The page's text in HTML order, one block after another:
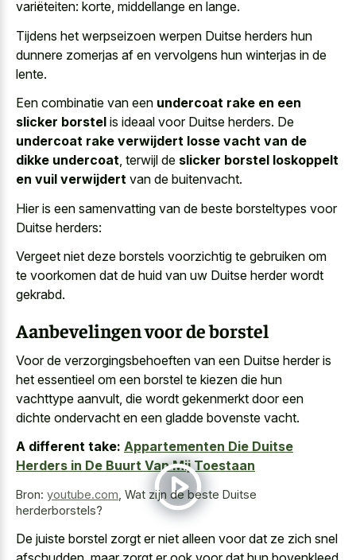
variëteiten: korte, middellange en lange.
Tijdens het werpseizoen werpen Duitse herders hun
dunnere zomerjas af en vervolgens hun winterjas in de
lente.
Een combinatie van een undercoat rake en een
slicker borstel is ideaal voor Duitse herders. De
undercoat rake verwijdert losse vacht van de
dikke undercoat, terwijl de slicker borstel loskoppelt
en vuil verwijdert van de buitenvacht.
Hier is een samenvatting van de beste borsteltypes voor
Duitse herders:
Vergeet niet deze borstels voorzichtig te gebruiken om
te voorkomen dat de huid van uw Duitse herder wordt
gekrabd.
Aanbevelingen voor de borstel
Voor de verzorgingsbehoeften van een Duitse herder is
het essentieel om een borstel te kiezen die hun
vachttype aanvult, die wordt gekenmerkt door een
dichte ondervacht en een gladde bovenste vacht.
A different take: Appartementen Die Duitse
Herders in De Buurt Van Mij Toestaan
Bron: youtube.com Wat zijn de beste Duitse
herderborstels?
De juiste borstel zorgt er niet alleen voor dat ze zich snel